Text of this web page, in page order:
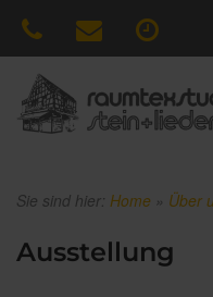
Sie sind hier: Home » Über
Ausstellung